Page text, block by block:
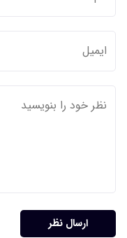
ارسال نظر